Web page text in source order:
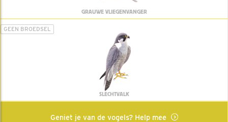
GRAUWE VLIEGENVANGER
GEEN BROEDSEL
SLECHTVALK
Geniet je van de vogels? Help mee